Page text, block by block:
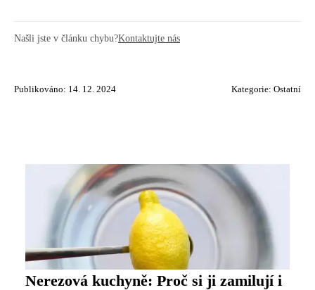
Našli jste v článku chybu?Kontaktujte nás
Publikováno: 14. 12. 2024 Kategorie: Ostatní
Nerezová kuchyně: Proč si ji zamilují i